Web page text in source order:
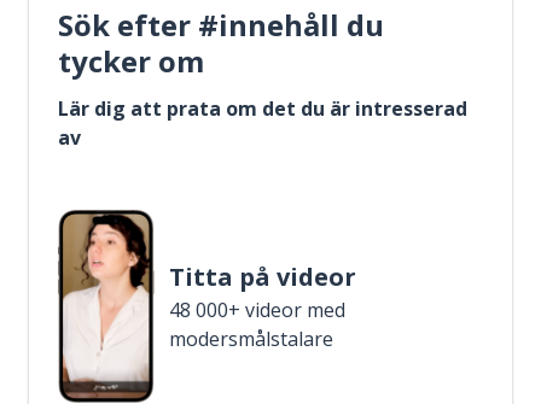
Sök efter #innehåll du
tycker om
Lär dig att prata om det du är intresserad
av
Titta på videor
48 000+ videor med
modersmålstalare